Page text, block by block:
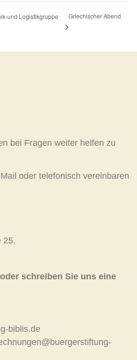
und Logistikgruppe Griechischer Abend
bei Fragen weiter helfen zu
oder telefonisch vereinbaren
25,
schreiben Sie uns eine
biblis.de